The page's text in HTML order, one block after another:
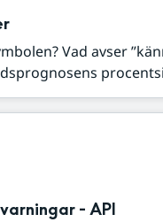
Vad avser
- API